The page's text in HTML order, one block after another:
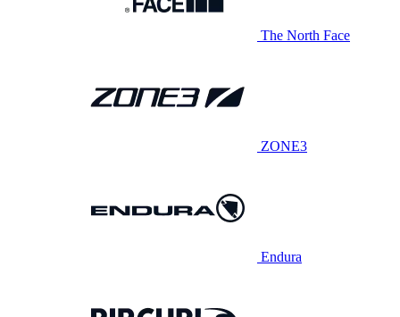
The North Face
ZONE3
Endura